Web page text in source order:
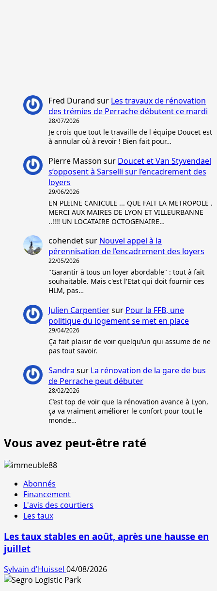
Fred Durand sur Les travaux de rénovation
des trémies de Perrache débutent ce mardi
28/07/2026
Je crois que tout le travaille de l équipe Doucet est
à annular où à revoir ! Bien fait pour…
Pierre Masson sur Doucet et Van Styvendael
s’opposent à Sarselli sur l’encadrement des
loyers
29/06/2026
EN PLEINE CANICULE ... QUE FAIT LA METROPOLE .
MERCI AUX MAIRES DE LYON ET VILLEURBANNE
..!!!! UN LOCATAIRE OCTOGENAIRE…
cohendetsur Nouvel appel à la
pérennisation de l’encadrement des loyers
22/05/2026
"Garantir à tous un loyer abordable" : tout à fait
souhaitable. Mais c'est l'Etat qui doit fournir ces
HLM, pas…
Julien Carpentiersur Pour la FFB, une
politique du logement se met en place
29/04/2026
Ça fait plaisir de voir quelqu’un qui assume de ne
pas tout savoir.
Sandra sur La rénovation de la gare de bus
de Perrache peut débuter
28/02/2026
C’est top de voir que la rénovation avance à Lyon,
ça va vraiment améliorer le confort pour tout le
monde…
Vous avez peut-être raté
Abonnés
Financement
L'avis des courtiers
Les taux
Les taux stables en août, après une hausse en
juillet
Sylvain d'Huissel 04/08/2026